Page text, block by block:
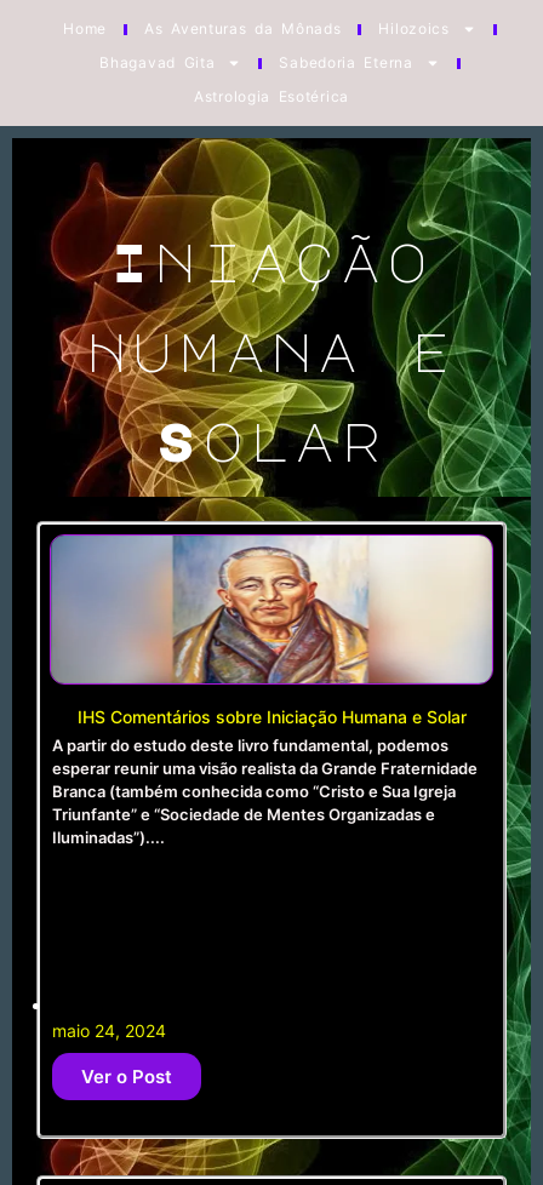
Home As Aventuras da Mônads
Hilozoics
Bhagavad Gita
Sabedoria Eterna
Astrologia Esotérica
Iniação
Humana e
Solar
IHS Comentários sobre Iniciação Humana e Solar
A partir do estudo deste livro fundamental, podemos
esperar reunir uma visão realista da Grande Fraternidade
Branca (também conhecida como “Cristo e Sua Igreja
Triunfante” e “Sociedade de Mentes Organizadas e
Iluminadas”)....
maio 24, 2024
Ver o Post